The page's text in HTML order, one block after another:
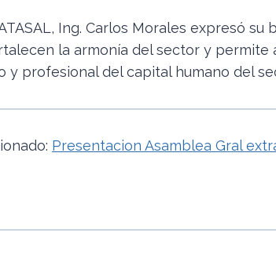
Ing. Carlos Morales expresó
la armonía del sector y permite
y profesional del capital humano del
Presentacion Asamblea Gral